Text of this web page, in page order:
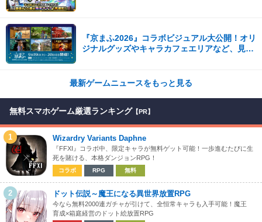
『京まふ2026』コラボビジュアル大公開！オリ
ジナルグッズやキャラカフェエリアなど、見ど
最新ゲームニュースをもっと見る
無料スマホゲーム厳選ランキング 【PR】
1 Wizardry Variants Daphne
『FFXI』コラボ中、限定キャラが無料ゲット可能！一歩進むたびに生
死を賭ける、本格ダンジョンRPG！
コラボ RPG 無料
2 ドット伝説～魔王になる異世界放置RPG
今なら無料2000連ガチャが引けて、全恒常キャラも入手可能！魔王
育成×箱庭経営のドット絵放置RPG